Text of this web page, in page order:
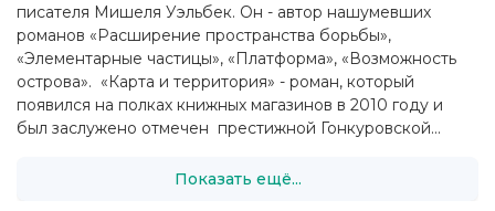
писателя Мишеля Уэльбек. Он - автор нашумевших
романов «Расширение пространства борьбы»,
«Элементарные частицы», «Платформа», «Возможность
острова». «Карта и территория» - роман, который
появился на полках книжных магазинов в 2010 году и
был заслужено отмечен престижной Гонкуровской...
Показать ещё...